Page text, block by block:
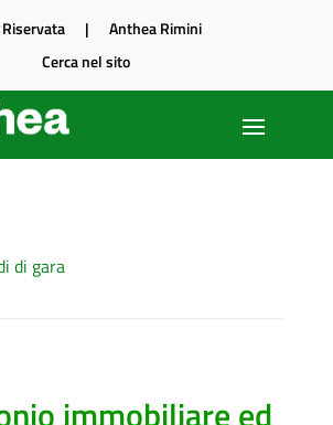
|Anthea Rimini
Cerca nel sito
di gara